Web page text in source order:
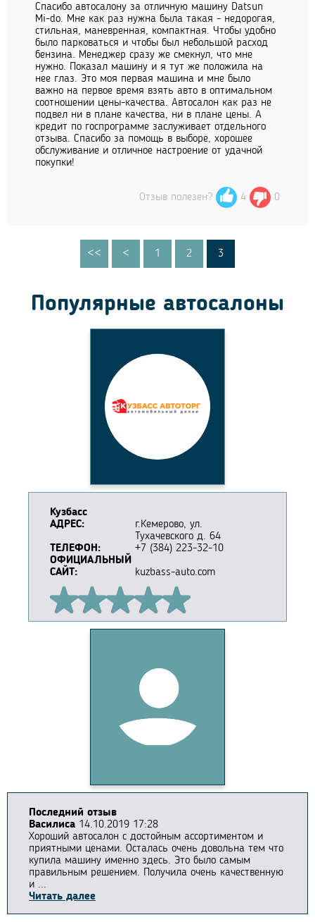
Спасибо автосалону за отличную машину Datsun
Mi-do. Мне как раз нужна была такая - недорогая,
стильная, маневренная, компактная. Чтобы удобно
было парковаться и чтобы был небольшой расход
бензина. Менеджер сразу же смекнул, что мне
нужно. Показал машину и я тут же положила на
нее глаз. Это моя первая машина и мне было
важно на первое время взять авто в оптимальном
соотношении цены-качества. Автосалон как раз не
подвел ни в плане качества, ни в плане цены. А
кредит по госпрограмме заслуживает отдельного
отзыва. Спасибо за помощь в выборе, хорошее
обслуживание и отличное настроение от удачной
покупки!
Отзыв полезен? 4 0
<< < 1 2 3
Популярные автосалоны
Кузбасс
АДРЕС:
г.Кемерово, ул.
Тухачевского д. 64
ТЕЛЕФОН:
+7 (384) 223-32-10
ОФИЦИАЛЬНЫЙ
САЙТ:
kuzbass-auto.com
Последний отзыв
Василиса 14.10.2019 17:28
Хороший автосалон с достойным ассортиментом и
приятными ценами. Осталась очень довольна тем что
купила машину именно здесь. Это было самым
правильным решением. Получила очень качественную
и ...
Читать далее